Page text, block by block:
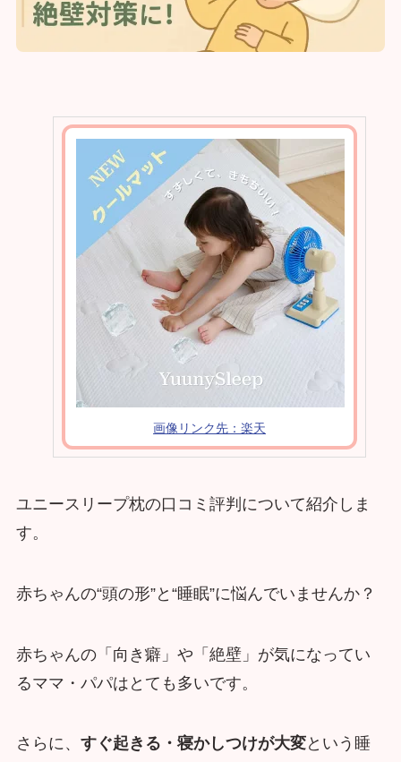
画像リンク先：楽天
ユニースリープ枕の口コミ評判について紹介しま
す。
赤ちゃんの“頭の形”と“睡眠”に悩んでいませんか？
赤ちゃんの「向き癖」や「絶壁」が気になってい
るママ・パパはとても多いです。
さらに、 すぐ起きる・寝かしつけが大変という睡